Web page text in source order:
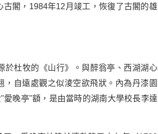
閣，1984年12月竣工，恢復了古閣的雄
於杜牧的《山行》。與醉翁亭、西湖湖心
自遠處觀之似淩空欲飛狀。內為丹漆園
晚亭"額，是由當時的湖南大學校長李達